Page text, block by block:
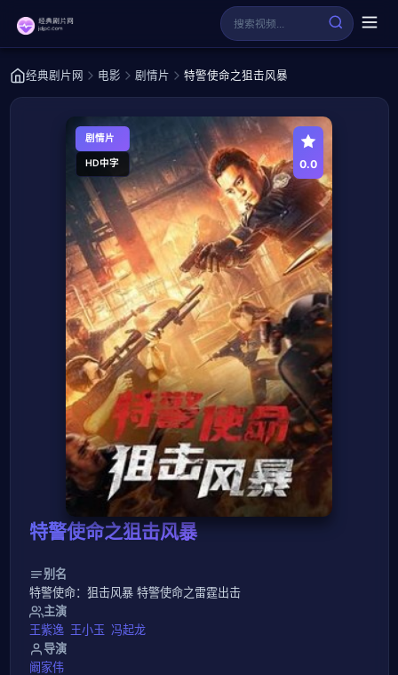
经典剧片网 电影 剧情片 特警使命之狙击风暴
剧情片
HD中字 0.0
特警使命之狙击风暴
别名
特警使命：狙击风暴 特警使命之雷霆出击
主演
王紫逸 王小玉 冯起龙
导演
阚家伟